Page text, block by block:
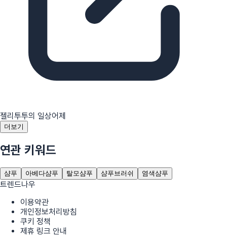
젤리투투의 일상어제
더보기
연관 키워드
샴푸 아베다샴푸 탈모샴푸 샴푸브러쉬 염색샴푸
트렌드나우
이용약관
개인정보처리방침
쿠키 정책
제휴 링크 안내